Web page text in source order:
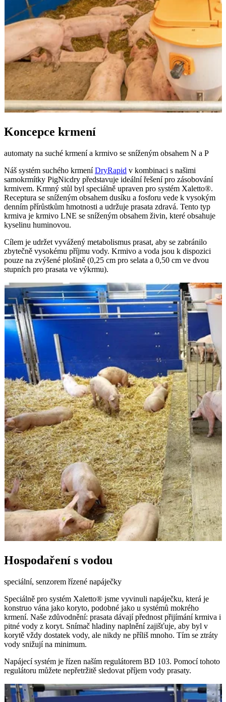
Koncepce krmení
automaty na suché krmení a krmivo se sníženým obsahem N a P
Náš systém suchého krmeníDryRapid v kombinaci s našimi
samokrmítky PigNicdry představuje ideální řešení pro zásobování
krmivem. Krmný stůl byl speciálně upraven pro systém Xaletto®.
Receptura se sníženým obsahem dusíku a fosforu vede k vysokým
denním přírůstkům hmotnosti a udržuje prasata zdravá. Tento typ
krmiva je krmivo LNE se sníženým obsahem živin, které obsahuje
kyselinu huminovou.
Cílem je udržet vyvážený metabolismus prasat, aby se zabránilo
zbytečně vysokému příjmu vody. Krmivo a voda jsou k dispozici
pouze na zvýšené plošině (0,25 cm pro selata a 0,50 cm ve dvou
stupních pro prasata ve výkrmu).
Hospodaření s vodou
speciální, senzorem řízené napáječky
Speciálně pro systém Xaletto® jsme vyvinuli napáječku, která je
konstruo vána jako koryto, podobné jako u systémů mokrého
krmení. Naše zdůvodnění: prasata dávají přednost přijímání krmiva i
pitné vody z koryt. Snímač hladiny naplnění zajišťuje, aby byl v
korytě vždy dostatek vody, ale nikdy ne příliš mnoho. Tím se ztráty
vody snižují na minimum.
Napájecí systém je řízen naším regulátorem BD 103. Pomocí tohoto
regulátoru můžete nepřetržitě sledovat příjem vody prasaty.